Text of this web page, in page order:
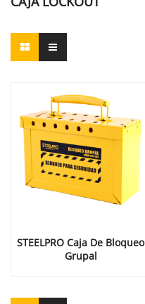
STEELPRO Caja De Bloqueo
Grupal